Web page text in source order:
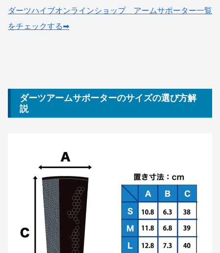
ダーツハイブオンラインショップ アームサポーター一覧
をチェックする➡
ダーツアームサポーターのサイズの選び方解
説